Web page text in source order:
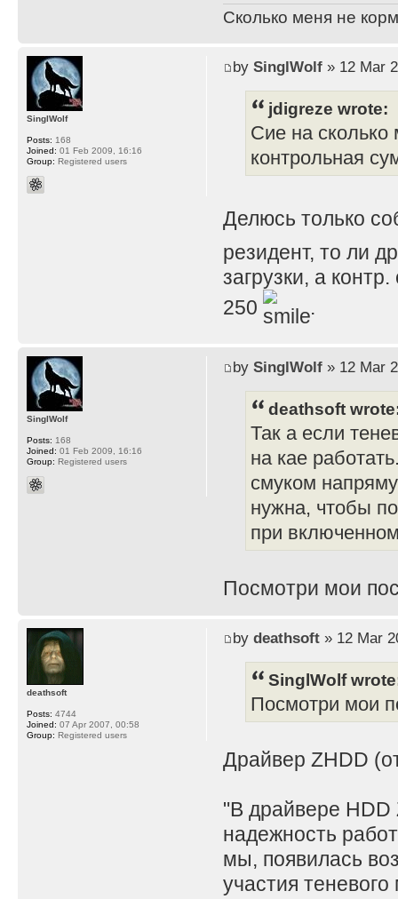
Сколько меня не
by SinglWolf» 12 Mar
jdigreze wrote:
Сие на сколько
контрольная
Делюсь только
резидент, то ли
загрузки, а
250
.
SinglWolf
Posts: 168
Joined: 01 Feb 2009, 16:16
Group: Registered users
by SinglWolf» 12 Mar
deathsoft
Так а если
на кае
смуком
нужна, чтобы
при
Посмотри мои
SinglWolf
Posts: 168
Joined: 01 Feb 2009, 16:16
Group: Registered users
by deathsoft» 12 Mar
SinglWolf
Посмотри мои
Драйвер ZHDD
"В драйвере
надежность
мы, появилась
участия
deathsoft
Posts: 4744
Joined: 07 Apr 2007, 00:58
Group: Registered users